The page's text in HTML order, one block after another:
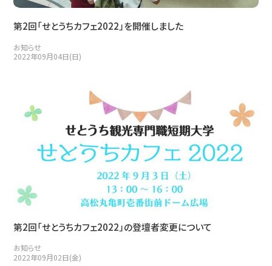
第2回「せとうちカフェ2022」を開催しました
お知らせ
2022年09月04日(日)
第2回「せとうちカフェ2022」の登壇者変更について
お知らせ
2022年09月02日(金)